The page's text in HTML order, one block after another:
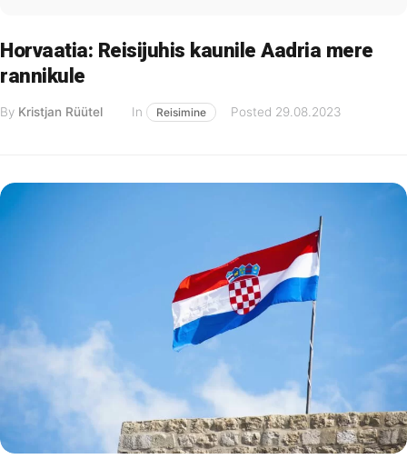
Horvaatia: Reisijuhis kaunile Aadria mere
rannikule
By Kristjan Rüütel In Reisimine Posted 29.08.2023